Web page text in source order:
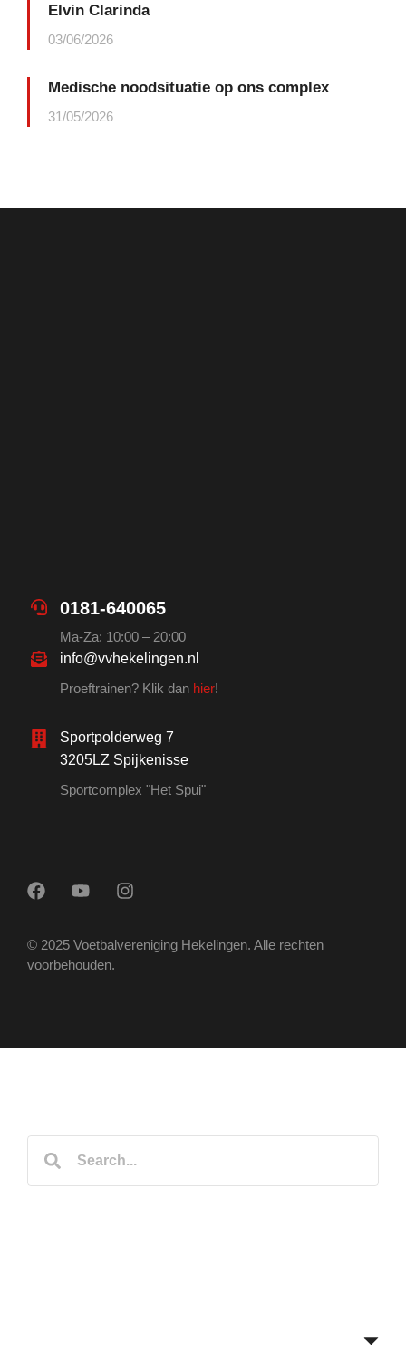
Elvin Clarinda
03/06/2026
Medische noodsituatie op ons complex
31/05/2026
0181-640065
Ma-Za: 10:00 – 20:00
info@vvhekelingen.nl
Proeftrainen? Klik dan hier!
Sportpolderweg 7
3205LZ Spijkenisse
Sportcomplex "Het Spui"
© 2025 Voetbalvereniging Hekelingen. Alle rechten
voorbehouden.